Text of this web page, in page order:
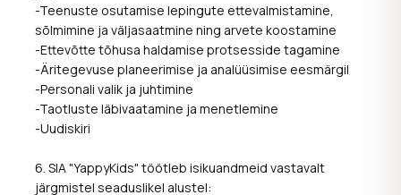
-Teenuste osutamise lepingute ettevalmistamine,
sõlmimine ja väljasaatmine ning arvete koostamine
-Ettevõtte tõhusa haldamise protsesside tagamine
-Äritegevuse planeerimise ja analüüsimise eesmärgil
-Personali valik ja juhtimine
-Taotluste läbivaatamine ja menetlemine
-Uudiskiri
6. SIA "YappyKids" töötleb isikuandmeid vastavalt
järgmistel seaduslikel alustel: